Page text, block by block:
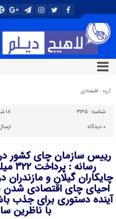
گروه : اقتصادی
شناسه : ۳۱۳۵
۱۸ شهریور ۱۳۹۹ - ۲۰:۵۱
۰ دیدگاه
رییس سازمان چای کشور
چایکاران گیلان و
احیای چای اقتصادی
آینده دستوری برای جذب
با ناظرین